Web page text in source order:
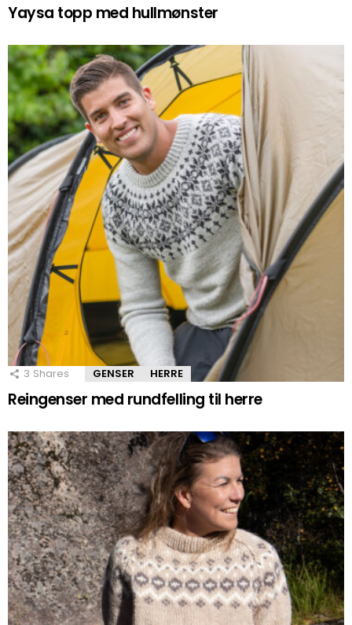
Yaysa topp med hullmønster
3 Shares GENSER HERRE
Reingenser med rundfelling til herre